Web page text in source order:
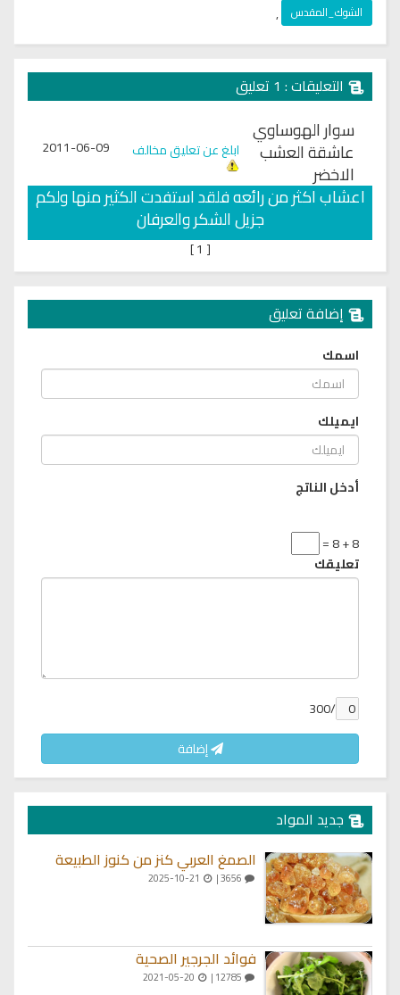
الشوك_المقدس ,
التعليقات : 1 تعليق
سوار الهوساوي
عاشقة العشب
الاخضر
ابلغ عن تعليق مخالف 2011-06-09
اعشاب اكثر من رائعه فلقد استفدت الكثير منها ولكم
جزيل الشكر والعرفان
[
]
إضافة تعليق
اسمك
ايميلك
أدخل الناتج
8 + 8 =
تعليقك
/300
إضافة
جديد المواد
الصمغ العربي كنز من كنوز الطبيعة
فوائد الجرجير الصحية